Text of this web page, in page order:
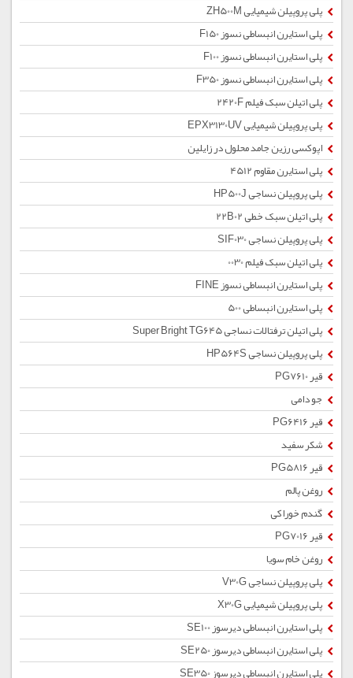
پلی پروپیلن شیمیایی ZH500M
پلی استایرن انبساطی نسوز F150
پلی استایرن انبساطی نسوز F100
پلی استایرن انبساطی نسوز F350
پلی اتیلن سبک فیلم 2420F
پلی پروپیلن شیمیایی EPX3130UV
اپوکسی رزین جامد محلول در زایلین
پلی استایرن مقاوم 4512
پلی پروپیلن نساجی HP500J
پلی اتیلن سبک خطی 22B02
پلی پروپیلن نساجی SIF030
پلی اتیلن سبک فیلم 0030
پلی استایرن انبساطی نسوز FINE
پلی استایرن انبساطی 500
پلی اتیلن ترفتالات نساجی Super Bright TG645
پلی پروپیلن نساجی HP564S
قیر PG7610
جو دامی
قیر PG6416
شکر سفید
قیر PG5816
روغن پالم
گندم خوراکی
قیر PG7016
روغن خام سویا
پلی پروپیلن نساجی V30G
پلی پروپیلن شیمیایی X30G
پلی استایرن انبساطی دیرسوز SE100
پلی استایرن انبساطی دیرسوز SE250
پلی استایرن انبساطی دیرسوز SE350